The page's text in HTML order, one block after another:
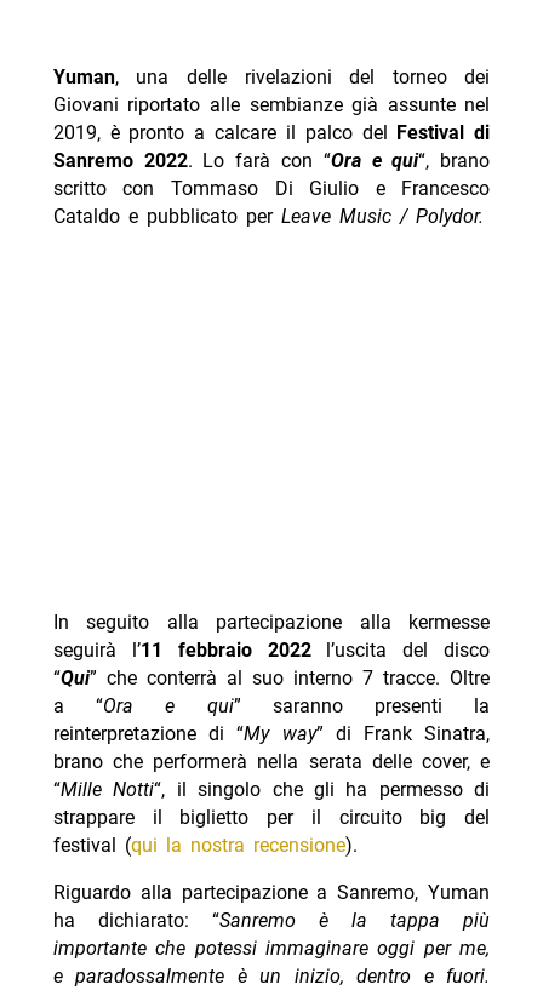
Yuman, una delle rivelazioni del torneo dei
Giovani riportato alle sembianze già assunte nel
2019, è pronto a calcare il palco del Festival di
Sanremo 2022. Lo farà con “Ora e qui“, brano
scritto con Tommaso Di Giulio e Francesco
Cataldo e pubblicato per Leave Music / Polydor.
In seguito alla partecipazione alla kermesse
seguirà l’11 febbraio 2022l’uscita del disco
“Qui” che conterrà al suo interno 7 tracce. Oltre
a “Ora e qui” saranno presenti la
reinterpretazione di “My way” di Frank Sinatra,
brano che performerà nella serata delle cover, e
“Mille Notti“, il singolo che gli ha permesso di
strappare il biglietto per il circuito big del
festival (qui la nostra recensione).
Riguardo alla partecipazione a Sanremo, Yuman
ha dichiarato: “Sanremo è la tappa più
importante che potessi immaginare oggi per me,
e paradossalmente è un inizio, dentro e fuori.